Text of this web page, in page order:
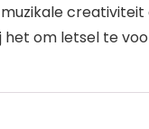
het om letsel te